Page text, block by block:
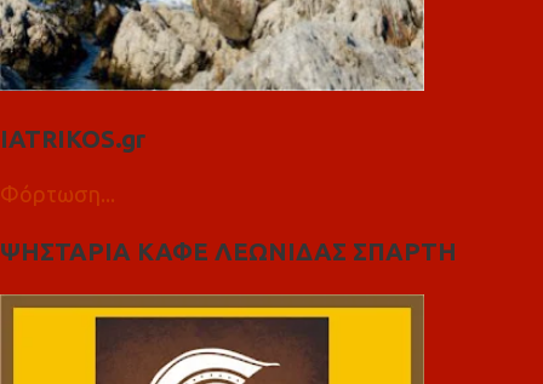
IATRIKOS.gr
Φόρτωση...
ΨΗΣΤΑΡΙΑ ΚΑΦΕ ΛΕΩΝΙΔΑΣ ΣΠΑΡΤΗ